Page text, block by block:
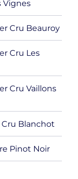
Vignes
Cru Beauroy
Cru Les
Cru Vaillons
Cru Blanchot
Pinot Noir